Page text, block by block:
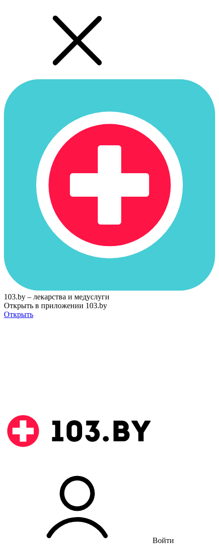
103.by – лекарства и медуслуги
Открыть в приложении 103.by
Открыть
Войти